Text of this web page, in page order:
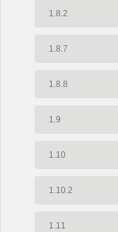
1.8.2
1.8.7
1.8.8
1.9
1.10
1.10.2
1.11